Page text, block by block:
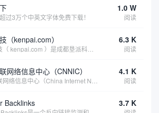
过3万个中英文字体免费下载！
1.0 W
阅读
（kenpai.com） 6.3 K
阅读
网络信息中心（CNNIC） 4.1 K
阅读
Backlinks 3.7 K